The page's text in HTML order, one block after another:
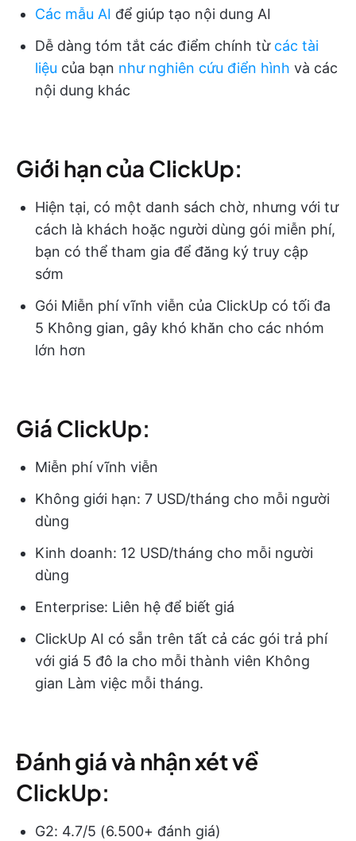
Các mẫu AI để giúp tạo nội dung AI
Dễ dàng tóm tắt các điểm chính từ các tài
liệu của bạn như nghiên cứu điển hình và các
nội dung khác
Giới hạn của ClickUp:
Hiện tại, có một danh sách chờ, nhưng với tư
cách là khách hoặc người dùng gói miễn phí,
bạn có thể tham gia để đăng ký truy cập
sớm
Gói Miễn phí vĩnh viễn của ClickUp có tối đa
5 Không gian, gây khó khăn cho các nhóm
lớn hơn
Giá ClickUp:
Miễn phí vĩnh viễn
Không giới hạn: 7 USD/tháng cho mỗi người
dùng
Kinh doanh: 12 USD/tháng cho mỗi người
dùng
Enterprise: Liên hệ để biết giá
ClickUp AI có sẵn trên tất cả các gói trả phí
với giá 5 đô la cho mỗi thành viên Không
gian Làm việc mỗi tháng.
Đánh giá và nhận xét về
ClickUp:
G2: 4.7/5 (6.500+ đánh giá)